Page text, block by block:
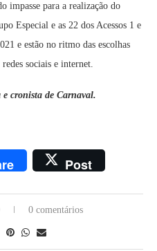
impasse para a realização do
Especial e as 22 dos Acessos 1 e
e estão no ritmo das escolhas
sociais e internet.
cronista de Carnaval.
Post
0 comentários